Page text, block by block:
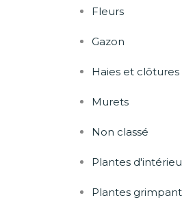
Fleurs
Gazon
Haies et clôtures
Murets
Non classé
Plantes
Plantes